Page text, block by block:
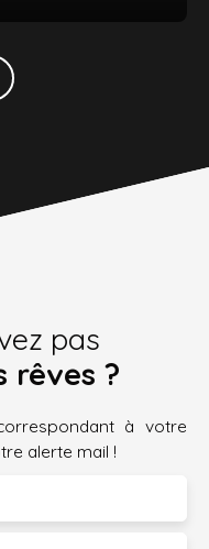
pas
rêves ?
à votre
alerte mail !